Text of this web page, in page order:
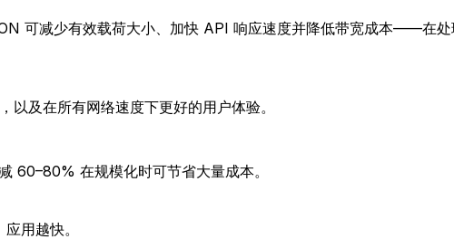
可减少有效载荷大小、加快 API 响应速度并降低带宽成本——在处
及在所有网络速度下更好的用户体验。
60–80% 在规模化时可节省大量成本。
用越快。